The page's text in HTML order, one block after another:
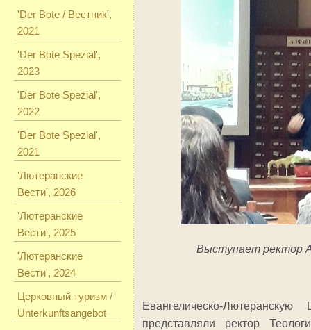
'Der Bote / Вестник',
2021
'Der Bote Spezial',
2023
'Der Bote Spezial',
2022
'Der Bote Spezial',
2021
'Лютеранские
Вести', 2026
'Лютеранские
Вести', 2025
'Лютеранские
Вести', 2024
Церковный туризм /
Unterkunftsangebot
Выступает ректор
Евангелическо-
представляли ректор